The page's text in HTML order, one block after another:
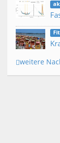
weitere